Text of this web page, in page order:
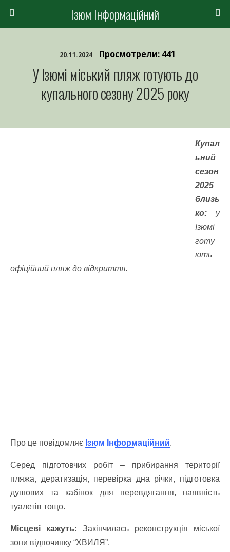
Ізюм Інформаційний
20.11.2024 Просмотрели: 441
У Ізюмі міський пляж готують до
купального сезону 2025 року
Купал
ьний
сезон
2025
близь
ко: у
Ізюмі
готу
ють
офіційний пляж до відкриття.
Про це повідомляє Ізюм Інформаційний.
Серед підготовчих робіт – прибирання території
пляжа, дератизація, перевірка дна річки, підготовка
душових та кабінок для перевдягання, наявність
туалетів тощо.
Місцеві кажуть: Закінчилась реконструкція міської
зони відпочинку “ХВИЛЯ”.